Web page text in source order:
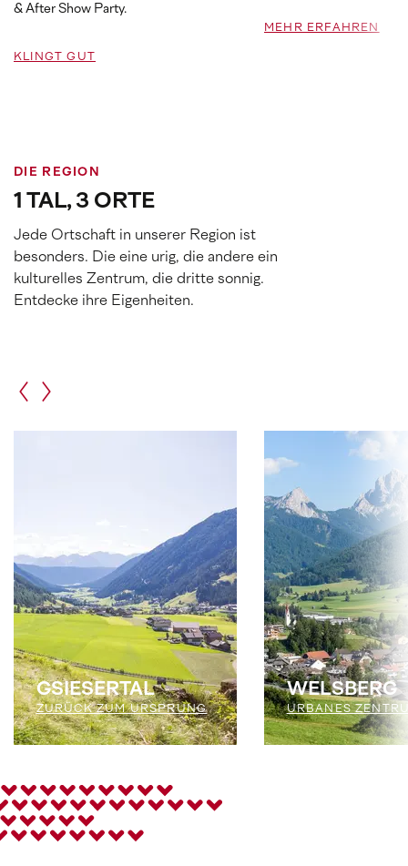
& After Show Party.
KLINGT GUT
MEHR ERFAHREN
DIE REGION
1 TAL, 3 ORTE
Jede Ortschaft in unserer Region ist
besonders. Die eine urig, die andere ein
kulturelles Zentrum, die dritte sonnig.
Entdecke ihre Eigenheiten.
GSIESERTAL
ZURÜCK ZUM URSPRUNG
WELSBERG
URBANES